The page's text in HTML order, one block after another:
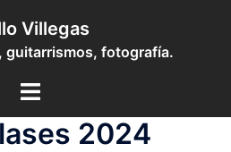
Villegas
guitarrismos, fotografía.
Toggle
2024